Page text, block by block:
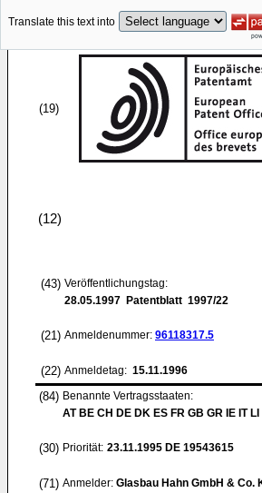
Translate this text into
(19)
(12)
(43) Veröffentlichungstag:
28.05.1997 Patentblatt 1997/22
(21) Anmeldenummer: 96118317.5
(22) Anmeldetag: 15.11.1996
(84) Benannte Vertragsstaaten:
AT BE CH DE DK ES FR GB GR IE IT
(30) Priorität: 23.11.1995 DE 19543615
(71) Anmelder: Glasbau Hahn GmbH & Co.